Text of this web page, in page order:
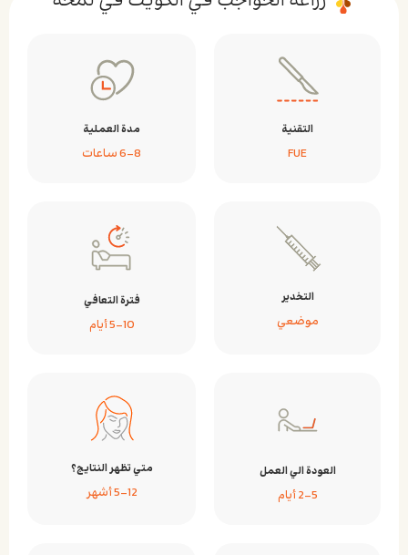
التقنية
FUE
مدة العملية
6-8 ساعات
التخدير
موضعي
فترة التعافي
5-10 أيام
العودة الي العمل
2-5 أيام
متي تظهر النتايج؟
5-12 أشهر